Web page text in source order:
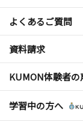
よくあるご質問
資料請求
KUMON体験者の
学習中の方へ